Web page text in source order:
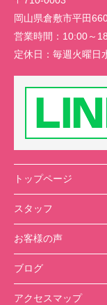
岡山県倉敷市平田
営業時間： 10:00～
定休日： 毎週火曜日
トップページ
スタッフ
お客様の声
ブログ
アクセスマップ